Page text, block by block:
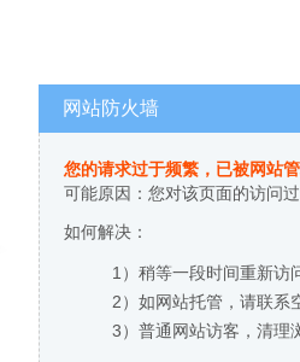
网站防火墙
您的请求过于频繁，已被网站
可能原因：您对该页面的访问
如何解决：
1）稍等一段时间重新访
2）如网站托管，请联系
3）普通网站访客，清理